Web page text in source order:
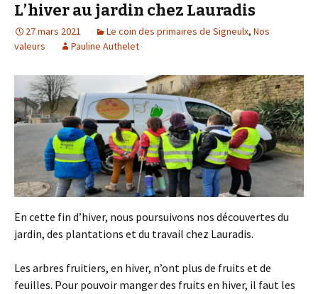
L’hiver au jardin chez Lauradis
27 mars 2021 Le coin des primaires de Signeulx, Nos
valeurs
Pauline Authelet
En cette fin d’hiver, nous poursuivons nos découvertes du
jardin, des plantations et du travail chez Lauradis.
Les arbres fruitiers, en hiver, n’ont plus de fruits et de
feuilles. Pour pouvoir manger des fruits en hiver, il faut les